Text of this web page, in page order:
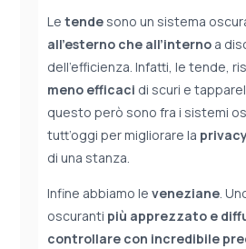
Letende sono un sistema
all’esterno che all’interno a
dell’efficienza. Infatti, le tende,
meno efficaci di scuri e
questo però sono fra i sistemi
tutt’oggi per migliorare la
di una stanza.
Infine abbiamo leveneziane.
oscuranti più apprezzato e
controllare con incredibile